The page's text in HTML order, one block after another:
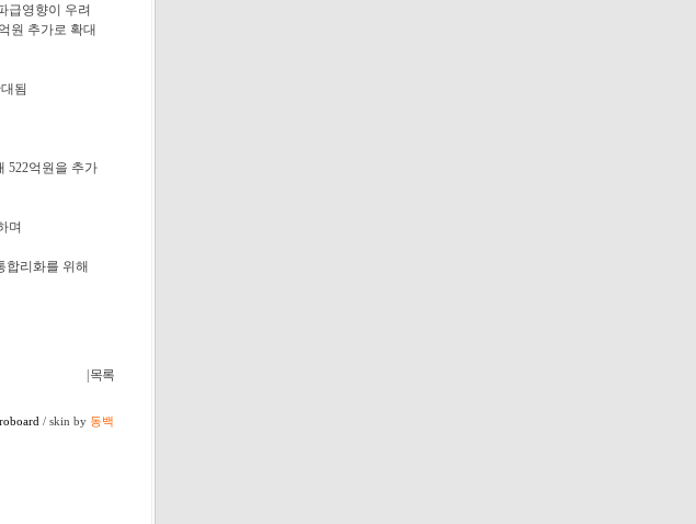
급영향이 우려
원 추가로 확대
됨
522억원을 추가
며
합리화를 위해
| 목록
/ skin by 동백